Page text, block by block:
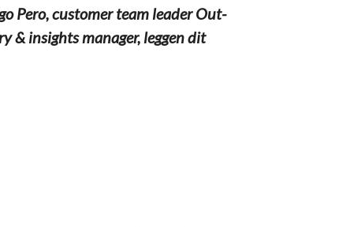
Pero, customer team leader Out-
& insights manager, leggen dit